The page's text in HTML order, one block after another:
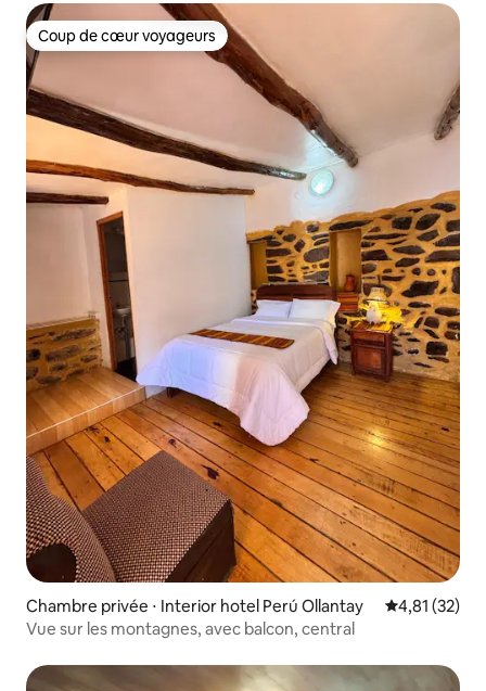
Coup de cœur voyageurs
Coup de cœur voyageurs
Chambre privée ⋅ Interior hotel Perú Ollantay Évaluation
4,81 (32)
Vue sur les montagnes, avec balcon, central